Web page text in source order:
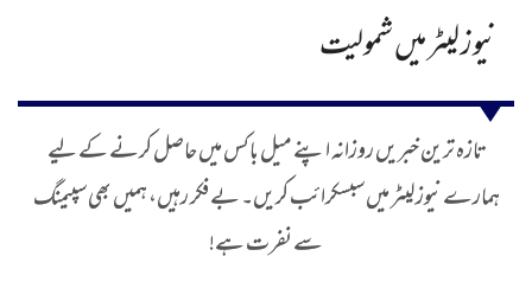
نیوز لیٹر میں شمولیت
تازہ ترین خبریں روزانہ اپنے میل باکس میں حاصل کرنے کے لیے
ہمارے نیوز لیٹر میں سبسکرائب کریں۔ بے فکر رہیں، ہمیں بھی سپیمنگ
سے نفرت ہے!